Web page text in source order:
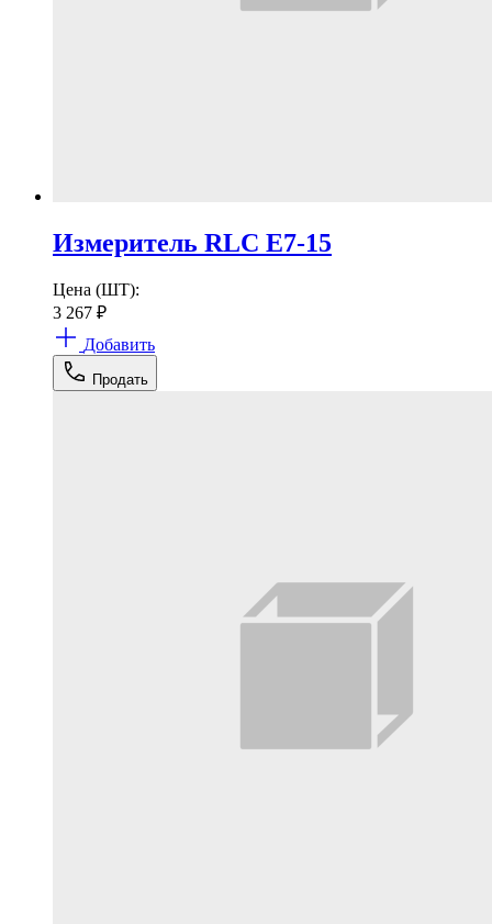
Измеритель RLC Е7-15
Цена (ШТ):
3 267 ₽
Добавить
Продать